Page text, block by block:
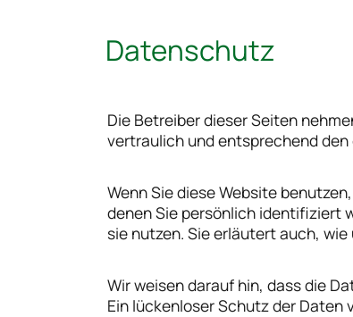
Datenschutz
Die Betreiber dieser Seiten
vertraulich und entsprechend
Wenn Sie diese Website
denen Sie persönlich identifiziert
sie nutzen. Sie erläutert auch,
Wir weisen darauf hin, dass die
Ein lückenloser Schutz der